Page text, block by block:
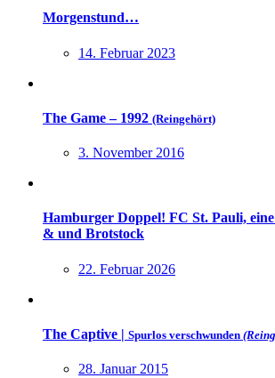
Morgenstund…
14. Februar 2023
The Game – 1992 (Reingehört)
3. November 2016
Hamburger Doppel! FC St. Pauli,
& und Brotstock
22. Februar 2026
The Captive | Spurlos verschwunden
28. Januar 2015